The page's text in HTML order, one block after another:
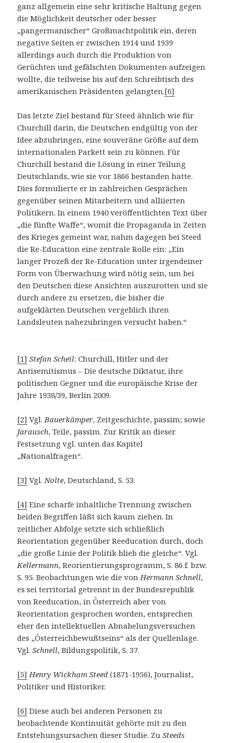
ganz allgemein eine sehr kritische Haltung gegen
die Möglichkeit deutscher oder besser
„pangermanischer“ Großmachtpolitik ein, deren
negative Seiten er zwischen 1914 und 1939
allerdings auch durch die Produktion von
Gerüchten und gefälschten Dokumenten aufzeigen
wollte, die teilweise bis auf den Schreibtisch des
amerikanischen Präsidenten gelangten.[6]
Das letzte Ziel bestand für Steed ähnlich wie für
Churchill darin, die Deutschen endgültig von der
Idee abzubringen, eine souveräne Größe auf dem
internationalen Parkett sein zu können. Für
Churchill bestand die Lösung in einer Teilung
Deutschlands, wie sie vor 1866 bestanden hatte.
Dies formulierte er in zahlreichen Gesprächen
gegenüber seinen Mitarbeitern und alliierten
Politikern. In einem 1940 veröffentlichten Text über
„die fünfte Waffe“, womit die Propaganda in Zeiten
des Krieges gemeint war, nahm dagegen bei Steed
die Re-Education eine zentrale Rolle ein: „Ein
langer Prozeß der Re-Education unter irgendeiner
Form von Überwachung wird nötig sein, um bei
den Deutschen diese Ansichten auszurotten und sie
durch andere zu ersetzen, die bisher die
aufgeklärten Deutschen vergeblich ihren
Landsleuten nahezubringen versucht haben.“
[1] Stefan Scheil: Churchill, Hitler und der
Antisemitismus – Die deutsche Diktatur, ihre
politischen Gegner und die europäische Krise der
Jahre 1938/39, Berlin 2009.
[2] Vgl. Bauerkämper, Zeitgeschichte, passim; sowie
Jarausch, Teile, passim. Zur Kritik an dieser
Festsetzung vgl. unten das Kapitel
„Nationalfragen“.
[3] Vgl. Nolte, Deutschland, S. 53.
[4] Eine scharfe inhaltliche Trennung zwischen
beiden Begriffen läßt sich kaum ziehen. In
zeitlicher Abfolge setzte sich schließlich
Reorientation gegenüber Reeducation durch, doch
„die große Linie der Politik blieb die gleiche“. Vgl.
Kellermann, Reorientierungsprogramm, S. 86 f. bzw.
S. 95. Beobachtungen wie die von Hermann Schnell,
es sei territorial getrennt in der Bundesrepublik
von Reeducation, in Österreich aber von
Reorientation gesprochen worden, entsprechen
eher den intellektuellen Abnabelungsversuchen
des „Österreichbewußtseins“ als der Quellenlage.
Vgl.Schnell, Bildungspolitik, S. 37.
[5] Henry Wickham Steed (1871-1956), Journalist,
Politiker und Historiker.
[6] Diese auch bei anderen Personen zu
beobachtende Kontinuität gehörte mit zu den
Entstehungsursachen dieser Studie. ZuSteeds